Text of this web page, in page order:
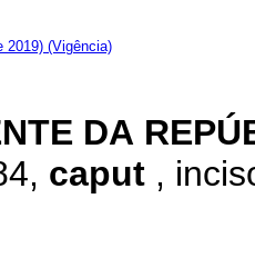
2019) (Vigência)
DA
caput ,